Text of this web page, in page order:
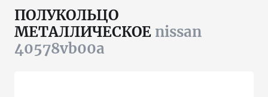
ПОЛУКОЛЬЦО
МЕТАЛЛИЧЕСКОЕ nissan
40578vb00a